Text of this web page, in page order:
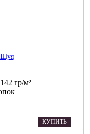
Шуя
гр/м²
КУПИТЬ